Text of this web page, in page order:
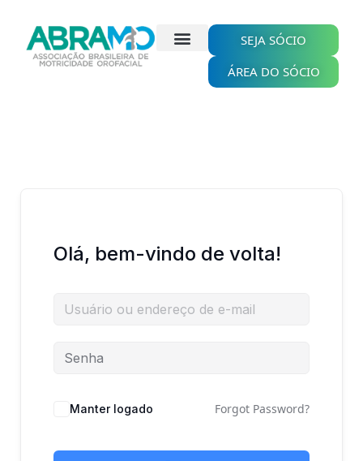
conteúdo
SEJA SÓCIO
ÁREA DO SÓCIO
Olá, bem-vindo de volta!
Manter logado Forgot Password?